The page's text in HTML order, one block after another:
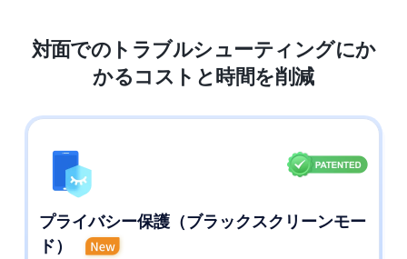
対面でのトラブルシューティングにか
かるコストと時間を削減
プライバシー保護（ブラックスクリーンモー
ド）